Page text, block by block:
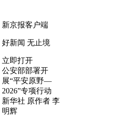
新京报客户端
好新闻 无止境
立即打开
公安部部署开
展“平安原野—
2026”专项行动
新华社 原作者 李
明辉